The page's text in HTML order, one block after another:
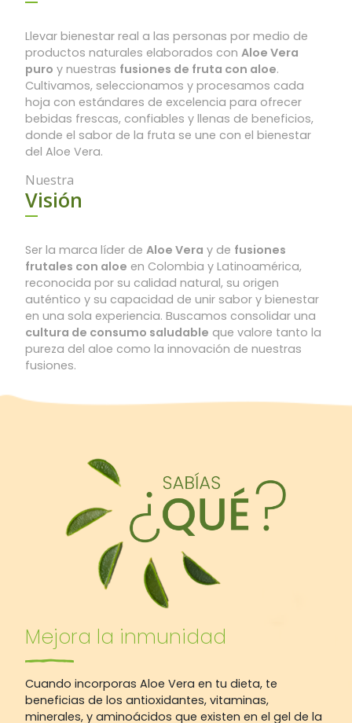
Llevar bienestar real a las personas por medio de
productos naturales elaborados con Aloe Vera
puro y nuestras fusiones de fruta con aloe.
Cultivamos, seleccionamos y procesamos cada
hoja con estándares de excelencia para ofrecer
bebidas frescas, confiables y llenas de beneficios,
donde el sabor de la fruta se une con el bienestar
del Aloe Vera.
Nuestra
Visión
Ser la marca líder de Aloe Vera y de fusiones
frutales con aloe en Colombia y Latinoamérica,
reconocida por su calidad natural, su origen
auténtico y su capacidad de unir sabor y bienestar
en una sola experiencia. Buscamos consolidar una
cultura de consumo saludable que valore tanto la
pureza del aloe como la innovación de nuestras
fusiones.
Mejora la inmunidad
Cuando incorporas Aloe Vera en tu dieta, te
beneficias de los antioxidantes, vitaminas,
minerales, y aminoácidos que existen en el gel de la